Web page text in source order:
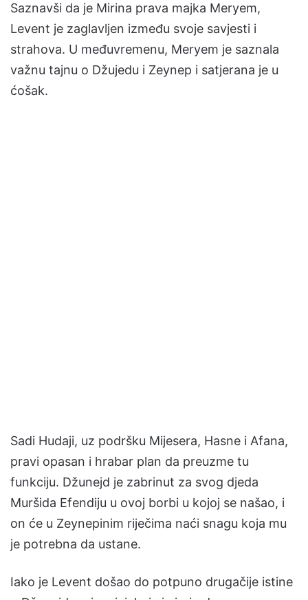
Saznavši da je Mirina prava majka Meryem,
Levent je zaglavljen između svoje savjesti i
strahova. U međuvremenu, Meryem je saznala
važnu tajnu o Džujedu i Zeynep i satjerana je u
ćošak.
Sadi Hudaji, uz podršku Mijesera, Hasne i Afana,
pravi opasan i hrabar plan da preuzme tu
funkciju. Džunejd je zabrinut za svog djeda
Muršida Efendiju u ovoj borbi u kojoj se našao, i
on će u Zeynepinim riječima naći snagu koja mu
je potrebna da ustane.
Iako je Levent došao do potpuno drugačije istine